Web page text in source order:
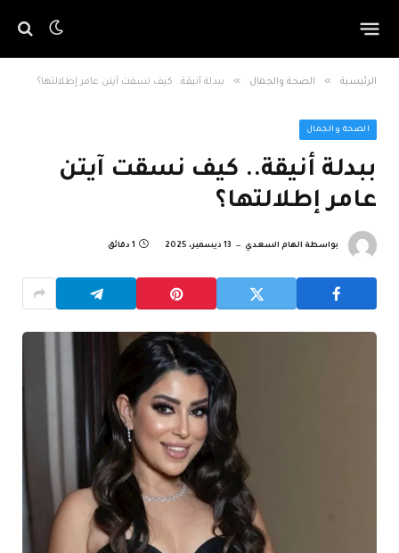
الرئيسية » الصحة والجمال » ببدلة أنيقة.. كيف نسقت آيتن عامر إطلالتها؟
الصحة والجمال
ببدلة أنيقة.. كيف نسقت آيتن
عامر إطلالتها؟
بواسطة الهام السعدي 13 ديسمبر، 2025 1 دقائق